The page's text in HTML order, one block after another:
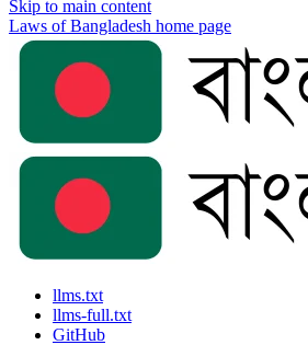
Skip to main content
Laws of Bangladesh home page
llms.txt
llms-full.txt
GitHub